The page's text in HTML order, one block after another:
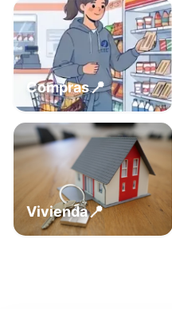
Compras📍
Vivienda📍